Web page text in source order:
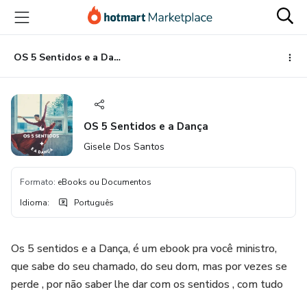
para
conteúdo
principal
para
pagamento
para
rodapé
OS 5 Sentidos e a Dança
OS 5 Sentidos e a Dança
Gisele Dos Santos
Formato: eBooks ou Documentos
Idioma: Português
Os 5 sentidos e a Dança, é um ebook pra você ministro,
que sabe do seu chamado, do seu dom, mas por vezes se
perde , por não saber lhe dar com os sentidos , com tudo